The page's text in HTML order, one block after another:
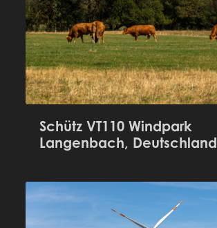
Schütz VT110 Windpark
Langenbach, Deutschland